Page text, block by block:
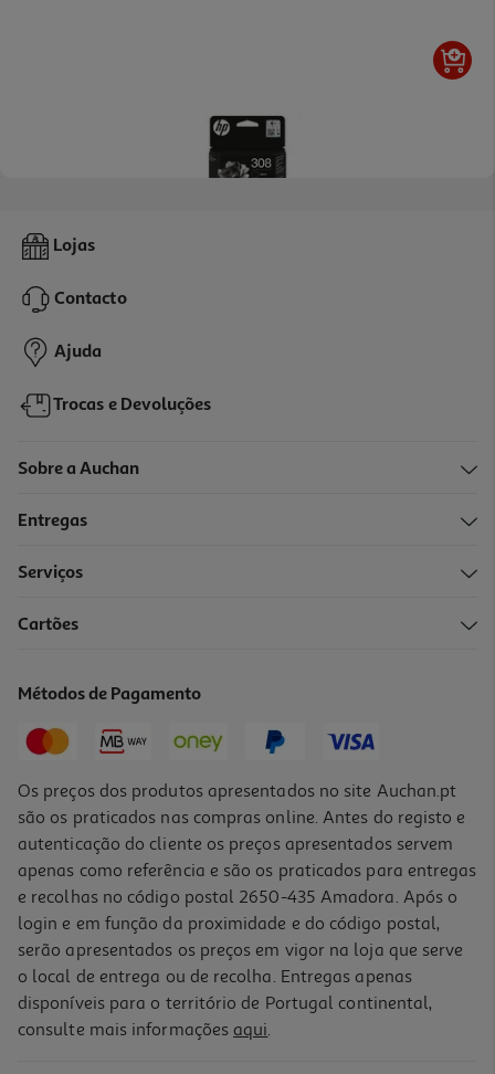
Tinteiro Original Hp 308 Preto
22,99 €
Tinteiro Original Epson Multipack 4-Colours 604
Lojas
Contacto
Ajuda
Trocas e Devoluções
Sobre a Auchan
Entregas
Serviços
Cartões
Métodos de Pagamento
Os preços dos produtos apresentados no site Auchan.pt
são os praticados nas compras online. Antes do registo e
autenticação do cliente os preços apresentados servem
apenas como referência e são os praticados para entregas
e recolhas no código postal 2650-435 Amadora. Após o
login e em função da proximidade e do código postal,
serão apresentados os preços em vigor na loja que serve
o local de entrega ou de recolha. Entregas apenas
disponíveis para o território de Portugal continental,
consulte mais informações aqui.